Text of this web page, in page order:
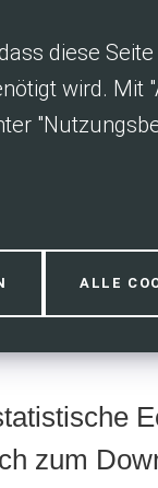
diese
wird. Mit
ALLE
zum